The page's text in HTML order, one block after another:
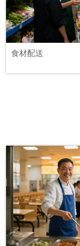
食材配送